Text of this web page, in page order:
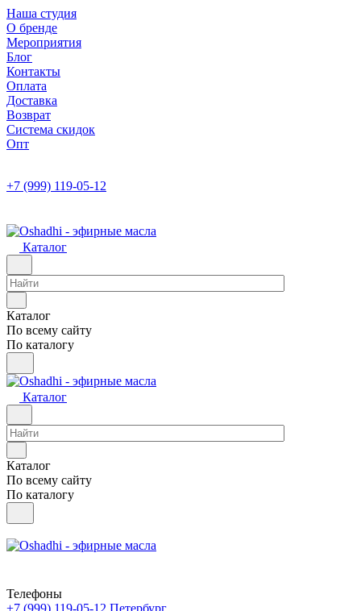
Наша студия
О бренде
Мероприятия
Блог
Контакты
Оплата
Доставка
Возврат
Система скидок
Опт
+7 (999) 119-05-12
Каталог
Каталог
По всему сайту
По каталогу
Каталог
Каталог
По всему сайту
По каталогу
Телефоны
+7 (999) 119-05-12 Петербург